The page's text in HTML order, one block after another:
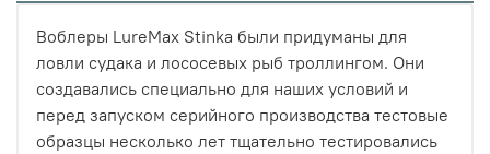
Воблеры LureMax Stinka были придуманы для
ловли судака и лососевых рыб троллингом. Они
создавались специально для наших условий и
перед запуском серийного производства тестовые
образцы несколько лет тщательно тестировались